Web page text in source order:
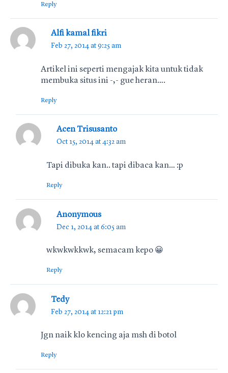
Reply
Alfi kamal fikri
Feb 27, 2014 at 9:25 am
Artikel ini seperti mengajak kita untuk tidak
membuka situs ini -,- gue heran….
Reply
Acen Trisusanto
Oct 15, 2014 at 4:32 am
Tapi dibuka kan.. tapi dibaca kan… :p
Reply
Anonymous
Dec 1, 2014 at 6:05 am
wkwkwkkwk, semacam kepo 😀
Reply
Tedy
Feb 27, 2014 at 12:21 pm
Jgn naik klo kencing aja msh di botol
Reply